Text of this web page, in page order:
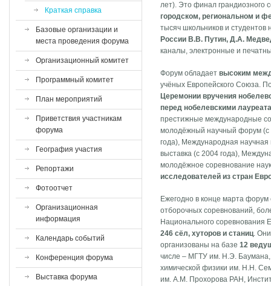
лет). Это финал грандиозного
городском, региональном и
тысяч школьников и студентов
России В.В. Путин, Д.А.
каналы, электронные и
Форум обладает высоким
учёных Европейского Союза.
Церемонии вручения
перед нобелевскими
престижные международные
молодёжный научный форум (с
года), Международная
выставка (с 2004 года),
молодёжное соревнование
исследователей из стран
Ежегодно в конце марта
отборочных соревнований,
Национального соревнования
246 сёл, хуторов и станиц.
организованы на базе 12
числе ‒ МГТУ им. Н.Э.
химической физики им. Н.Н.
им. А.М. Прохорова РАН,
Краткая справка
Базовые организации и
места проведения форума
Организационный комитет
Программный комитет
План мероприятий
Приветствия участникам
форума
География участия
Репортажи
Фотоотчет
Организационная
информация
Календарь событий
Конференция форума
Выставка форума